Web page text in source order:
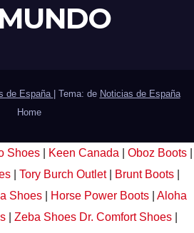
de España Tema: de Noticias de España
Home
Shoes Keen Canada Oboz Boots
Tory Burch Outlet Brunt Boots
Shoes Horse Power Boots
Aloha
Zeba Shoes Dr. Comfort Shoes